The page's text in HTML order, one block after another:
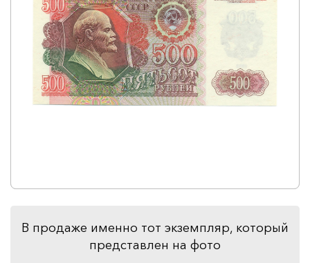
В продаже именно тот экземпляр, который
представлен на фото